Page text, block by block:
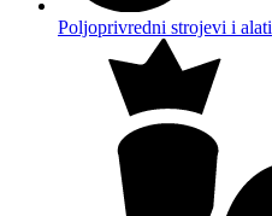
Poljoprivredni strojevi i alati